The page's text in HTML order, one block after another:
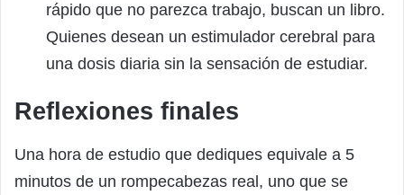
rápido que no parezca trabajo, buscan un libro.
Quienes desean un estimulador cerebral para
una dosis diaria sin la sensación de estudiar.
Reflexiones finales
Una hora de estudio que dediques equivale a 5
minutos de un rompecabezas real, uno que se